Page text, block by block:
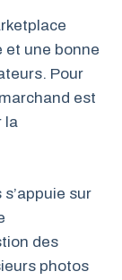
et une bonne
Pour
est
la
sur
des
photos